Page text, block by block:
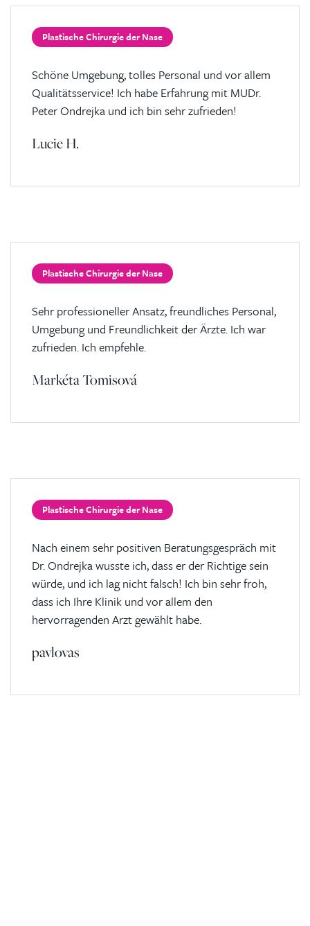
Plastische Chirurgie der Nase
Schöne Umgebung, tolles Personal und vor allem
Qualitätsservice! Ich habe Erfahrung mit MUDr.
Peter Ondrejka und ich bin sehr zufrieden!
Lucie H.
Plastische Chirurgie der Nase
Sehr professioneller Ansatz, freundliches Personal,
Umgebung und Freundlichkeit der Ärzte. Ich war
zufrieden. Ich empfehle.
Markéta Tomisová
Plastische Chirurgie der Nase
Nach einem sehr positiven Beratungsgespräch mit
Dr. Ondrejka wusste ich, dass er der Richtige sein
würde, und ich lag nicht falsch! Ich bin sehr froh,
dass ich Ihre Klinik und vor allem den
hervorragenden Arzt gewählt habe.
pavlovas